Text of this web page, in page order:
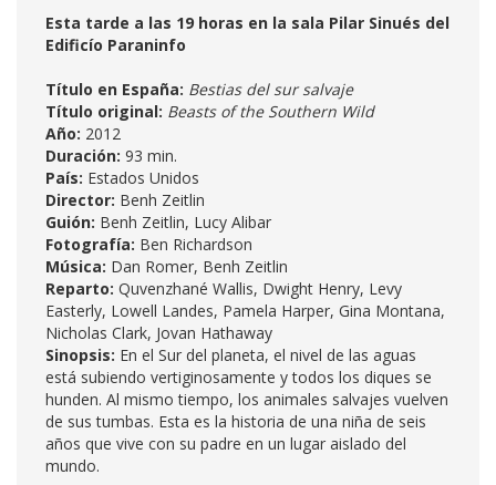
Esta tarde a las 19 horas en la sala Pilar Sinués del
Edificío Paraninfo
Título en España: Bestias del sur salvaje
Título original: Beasts of the Southern Wild
Año: 2012
Duración: 93 min.
País: Estados Unidos
Director: Benh Zeitlin
Guión: Benh Zeitlin, Lucy Alibar
Fotografía: Ben Richardson
Música: Dan Romer, Benh Zeitlin
Reparto: Quvenzhané Wallis, Dwight Henry, Levy
Easterly, Lowell Landes, Pamela Harper, Gina Montana,
Nicholas Clark, Jovan Hathaway
Sinopsis: En el Sur del planeta, el nivel de las aguas
está subiendo vertiginosamente y todos los diques se
hunden. Al mismo tiempo, los animales salvajes vuelven
de sus tumbas. Esta es la historia de una niña de seis
años que vive con su padre en un lugar aislado del
mundo.